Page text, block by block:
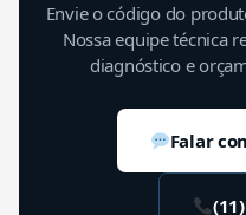
Envie o código do
Nossa equipe técnica
diagnóstico e
Falar